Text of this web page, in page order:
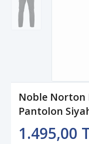
Noble Norton
Pantolon
1.495,00